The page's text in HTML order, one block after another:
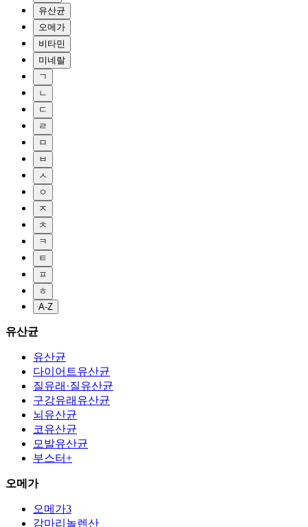
유산균
오메가
비타민
미네랄
ㄱ
ㄴ
ㄷ
ㄹ
ㅁ
ㅂ
ㅅ
ㅇ
ㅈ
ㅊ
ㅋ
ㅌ
ㅍ
ㅎ
A-Z
유산균
유산균
다이어트유산균
질유래·질유산균
구강유래유산균
뇌유산균
코유산균
모발유산균
부스터+
오메가
오메가3
감마리놀렌산